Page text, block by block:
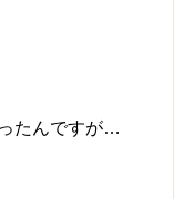
たんですが…